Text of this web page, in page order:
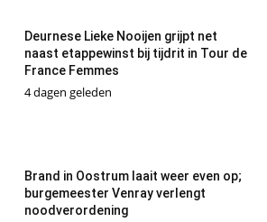
Deurnese Lieke Nooijen grijpt net
naast etappewinst bij tijdrit in Tour de
France Femmes
4 dagen geleden
Brand in Oostrum laait weer even op;
burgemeester Venray verlengt
noodverordening